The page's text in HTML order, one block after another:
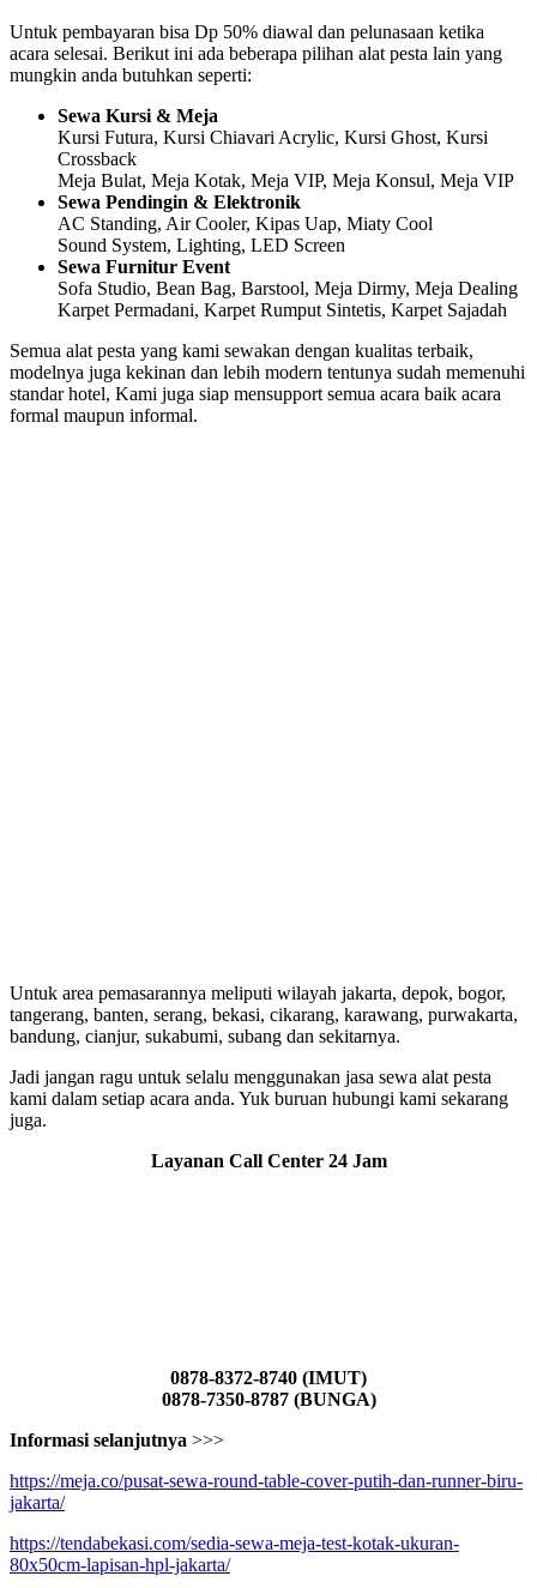
Untuk pembayaran bisa Dp 50% diawal dan pelunasaan ketika
acara selesai. Berikut ini ada beberapa pilihan alat pesta lain yang
mungkin anda butuhkan seperti:
Sewa Kursi & Meja
Kursi Futura, Kursi Chiavari Acrylic, Kursi Ghost, Kursi
Crossback
Meja Bulat, Meja Kotak, Meja VIP, Meja Konsul, Meja VIP
Sewa Pendingin & Elektronik
AC Standing, Air Cooler, Kipas Uap, Miaty Cool
Sound System, Lighting, LED Screen
Sewa Furnitur Event
Sofa Studio, Bean Bag, Barstool, Meja Dirmy, Meja Dealing
Karpet Permadani, Karpet Rumput Sintetis, Karpet Sajadah
Semua alat pesta yang kami sewakan dengan kualitas terbaik,
modelnya juga kekinan dan lebih modern tentunya sudah memenuhi
standar hotel, Kami juga siap mensupport semua acara baik acara
formal maupun informal.
Untuk area pemasarannya meliputi wilayah jakarta, depok, bogor,
tangerang, banten, serang, bekasi, cikarang, karawang, purwakarta,
bandung, cianjur, sukabumi, subang dan sekitarnya.
Jadi jangan ragu untuk selalu menggunakan jasa sewa alat pesta
kami dalam setiap acara anda. Yuk buruan hubungi kami sekarang
juga.
Layanan Call Center 24 Jam
0878-8372-8740 (IMUT)
0878-7350-8787 (BUNGA)
Informasi selanjutnya >>>
https://meja.co/pusat-sewa-round-table-cover-putih-dan-runner-biru-
jakarta/
https://tendabekasi.com/sedia-sewa-meja-test-kotak-ukuran-
80x50cm-lapisan-hpl-jakarta/